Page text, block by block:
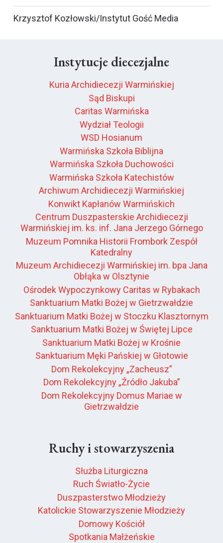
Krzysztof Kozłowski/Instytut Gość Media
Instytucje diecezjalne
Kuria Archidiecezji Warmińskiej
Sąd Biskupi
Caritas Warmińska
Wydział Teologii
WSD Hosianum
Warmińska Szkoła Biblijna
Warmińska Szkoła Duchowości
Warmińska Szkoła Katechistów
Archiwum Archidiecezji Warmińskiej
Konwikt Kapłanów Warmińskich
Centrum Duszpasterskie Archidiecezji
Warmińskiej im. ks. inf. Jana Jerzego Górnego
Muzeum Pomnika Historii Frombork Zespół
Katedralny
Muzeum Archidiecezji Warmińskiej im. bpa Jana
Obłąka w Olsztynie
Ośrodek Wypoczynkowy Caritas w Rybakach
Sanktuarium Matki Bożej w Gietrzwałdzie
Sanktuarium Matki Bożej w Stoczku Klasztornym
Sanktuarium Matki Bożej w Świętej Lipce
Sanktuarium Matki Bożej w Krośnie
Sanktuarium Męki Pańskiej w Głotowie
Dom Rekolekcyjny „Zacheusz”
Dom Rekolekcyjny „Źródło Jakuba”
Dom Rekolekcyjny Domus Mariae w
Gietrzwałdzie
Ruchy i stowarzyszenia
Służba Liturgiczna
Ruch Światło-Życie
Duszpasterstwo Młodzieży
Katolickie Stowarzyszenie Młodzieży
Domowy Kościół
Spotkania Małżeńskie